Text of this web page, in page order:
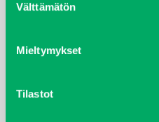
valinta
Välttämätön
Mieltymykset
Tilastot
joulukuu 2021
lokakuu 2021